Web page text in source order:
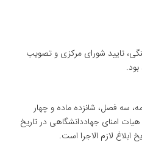
تایید شورای مرکزی و تصویب
سه فصل، شانزده ماده و چهار
امنای جهاددانشگاهی در تاریخ